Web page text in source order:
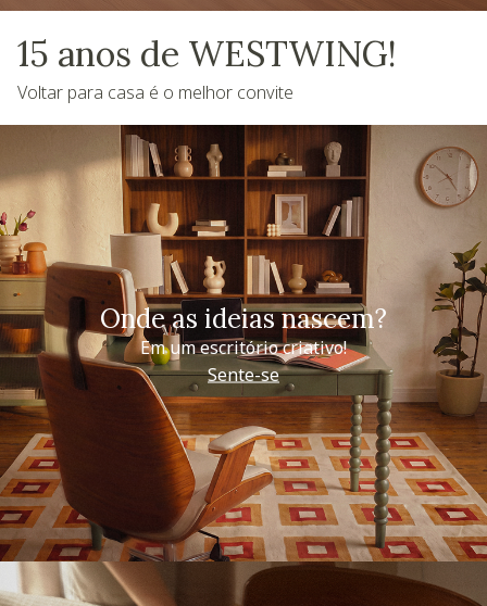
15 anos de WESTWING!
Voltar para casa é o melhor convite
Onde as ideias nascem?
Em um escritório criativo!
Sente-se